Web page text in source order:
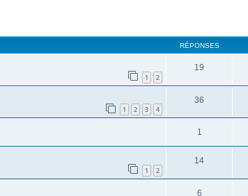
RÉPONSES
1 2
19
1 2 3 4
36
1
1 2
14
6